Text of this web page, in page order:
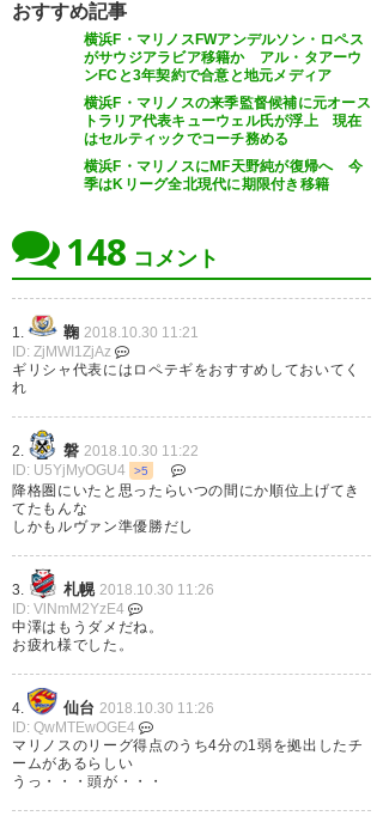
強さは散々言われてきたから期
待してる。
https://t.co/tKOPal2Qst
— Gaviota./かもめ (Ani_Mari_J)
2018, 10月 30
— うとがりあ (kyufzmu)2018,
10月 30
黒澤社長はアンジェとの2年契約
の2年目の続投を要請したという
ことでしょうか。
https://t.co/OmE7bgDw5D
— KEN.SODa (tonosama25_10)
2018, 10月 30
現体制がポステコグルーにタマ
預けられるって判断ならば問題
なしかと。
— 角鷹 (tubuyakkuma)
10月 30
ボスが無事に続投してくれると
ポステコグルー監督はギリシャ
のナショナルチームに行くと思
ってたから驚いた。ただJ1残留
が決まってない状況だから来期
についてはなんとも言えない。
— kazu(サッカー専用)
(4w7Z6zNeqVFwZrt)2018, 10
月 30
おすすめ記事
横浜F・マリノスFWアンデルソン・ロペス
がサウジアラビア移籍か アル・タアーウ
ンFCと3年契約で合意と地元メディア
横浜F・マリノスの来季監督候補に元オース
トラリア代表キューウェル氏が浮上 現在
はセルティックでコーチ務める
横浜F・マリノスにMF天野純が復帰へ 今
季はKリーグ全北現代に期限付き移籍
148 コメント
1. 鞠 2018.10.30 11:21
ID: ZjMWI1ZjAz
ギリシャ代表にはロペテギをおすすめしておいてく
れ
2. 磐 2018.10.30 11:22
ID: U5YjMyOGU4
>5
降格圏にいたと思ったらいつの間にか順位上げてき
てたもんな
しかもルヴァン準優勝だし
3. 札幌 2018.10.30 11:26
ID: VlNmM2YzE4
中澤はもうダメだね。
お疲れ様でした。
4. 仙台 2018.10.30 11:26
ID: QwMTEwOGE4
マリノスのリーグ得点のうち4分の1弱を拠出したチ
ームがあるらしい
うっ・・・頭が・・・